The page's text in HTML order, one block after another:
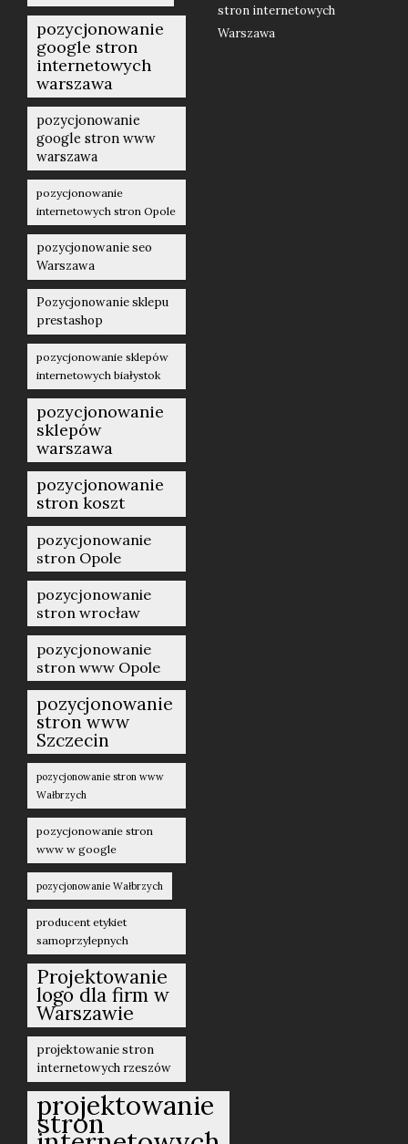
pozycjonowanie
google stron
internetowych
warszawa
pozycjonowanie
google stron www
warszawa
pozycjonowanie
internetowych stron Opole
pozycjonowanie seo
Warszawa
Pozycjonowanie sklepu
prestashop
pozycjonowanie sklepów
internetowych białystok
pozycjonowanie
sklepów
warszawa
pozycjonowanie
stron koszt
pozycjonowanie
stron Opole
pozycjonowanie
stron wrocław
pozycjonowanie
stron www Opole
pozycjonowanie
stron www
Szczecin
pozycjonowanie stron www
Wałbrzych
pozycjonowanie stron
www w google
pozycjonowanie Wałbrzych
producent etykiet
samoprzylepnych
Projektowanie
logo dla firm w
Warszawie
projektowanie stron
internetowych rzeszów
projektowanie
stron
stron internetowych
Warszawa